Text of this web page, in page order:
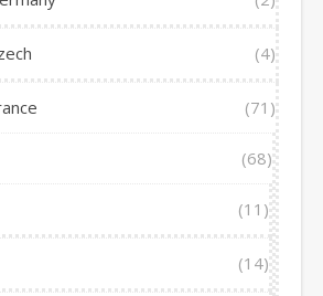
(4)
(71)
(68)
(11)
(14)